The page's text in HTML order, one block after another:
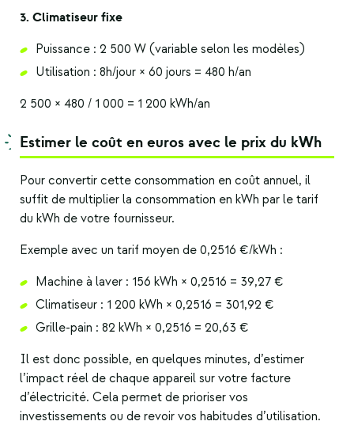
3. Climatiseur fixe
Puissance : 2 500 W (variable selon les modèles)
Utilisation : 8h/jour × 60 jours = 480 h/an
2 500 × 480 / 1 000 = 1 200 kWh/an
Estimer le coût en euros avec le prix du kWh
Pour convertir cette consommation en coût annuel, il
suffit de multiplier la consommation en kWh par le tarif
du kWh de votre fournisseur.
Exemple avec un tarif moyen de 0,2516 €/kWh :
Machine à laver : 156 kWh × 0,2516 = 39,27 €
Climatiseur : 1 200 kWh × 0,2516 = 301,92 €
Grille-pain : 82 kWh × 0,2516 = 20,63 €
Il est donc possible, en quelques minutes, d’estimer
l’impact réel de chaque appareil sur votre facture
d’électricité. Cela permet de prioriser vos
investissements ou de revoir vos habitudes d’utilisation.